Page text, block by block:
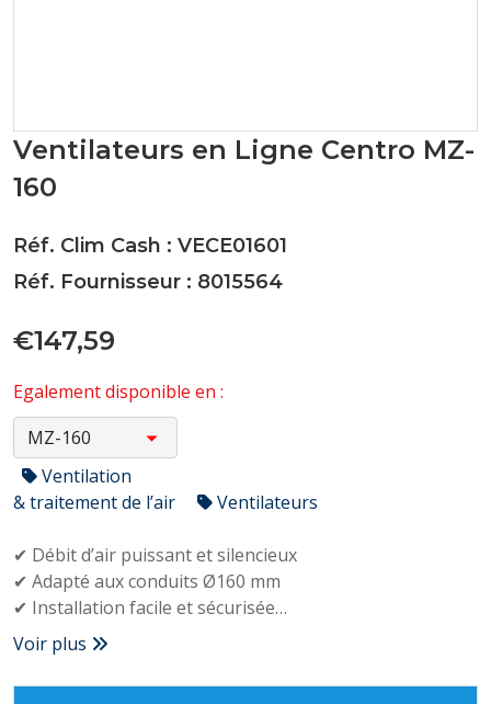
Ventilateurs en Ligne Centro MZ-
160
Réf. Clim Cash : VECE01601
Réf. Fournisseur : 8015564
€147,59
Egalement disponible en :
Ventilation
& traitement de l’air
Ventilateurs
✔ Débit d’air puissant et silencieux
✔ Adapté aux conduits Ø160 mm
✔ Installation facile et sécurisée
✔ Moteur durable avec roulements à billes
Voir plus